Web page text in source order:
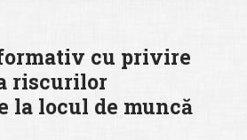
cu privire
riscurilor
la locul de muncă